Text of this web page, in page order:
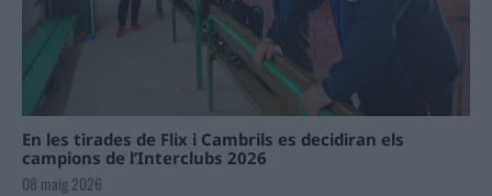
En les tirades de Flix i Cambrils es decidiran els
campions de l’Interclubs 2026
08 maig 2026